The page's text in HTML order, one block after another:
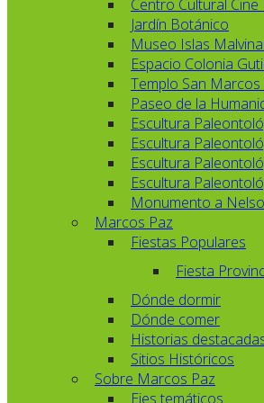
Centro Cultural
Jardín Botánico
Museo Islas
Espacio Colonia
Templo San Marcos
Paseo de la
Escultura
Escultura
Escultura
Escultura
Monumento a
Marcos Paz
Fiestas Populares
Fiesta
Dónde dormir
Dónde comer
Historias
Sitios Históricos
Sobre Marcos Paz
Ejes temáticos